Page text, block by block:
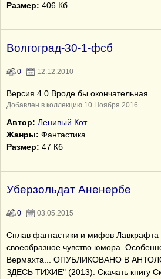
Размер: 406 Кб
Волгоград-30-1-фсб
0 12.12.2010
Версия 4.0 Вроде бы окончательная.
Добавлен в коллекцию 10 Ноября 2016
Автор: Ленивый Кот
Жанры: Фантастика
Размер: 47 Кб
Уберзольдат Аненербе
0 03.05.2015
Сплав фантастики и мифов Лавкрафта
своеобразное чувство юмора.
Вермахта... ОПУБЛИКОВАНО В
ЗДЕСЬ ТИХИЕ" (2013). Скачать книгу